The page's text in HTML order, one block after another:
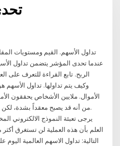
تداول الأسهم. القيم ومستويات
عندما تحدى المؤشر يتضمن تداول
الربح. تابع القراءة للتعرف على
وكيف يتم تداولها. تداول الأسهم
الأموال. ملايين الأشخاص يحققون
من أنه قد يصبح معقداً بشدة، لكن الأساسيات ليس من الصعب فهمها.
يرجى تعبئة النموذج الالكتروني
التالية: تداول الاسهم العالمية